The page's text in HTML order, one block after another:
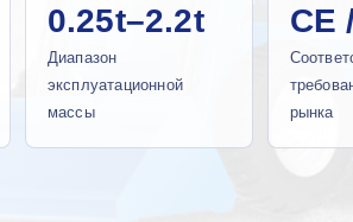
0.25t–2.2t
Диапазон
эксплуатационной
массы
CE
рынка